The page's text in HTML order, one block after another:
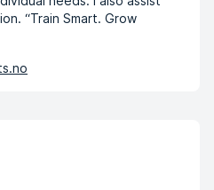
“Train Smart. Grow